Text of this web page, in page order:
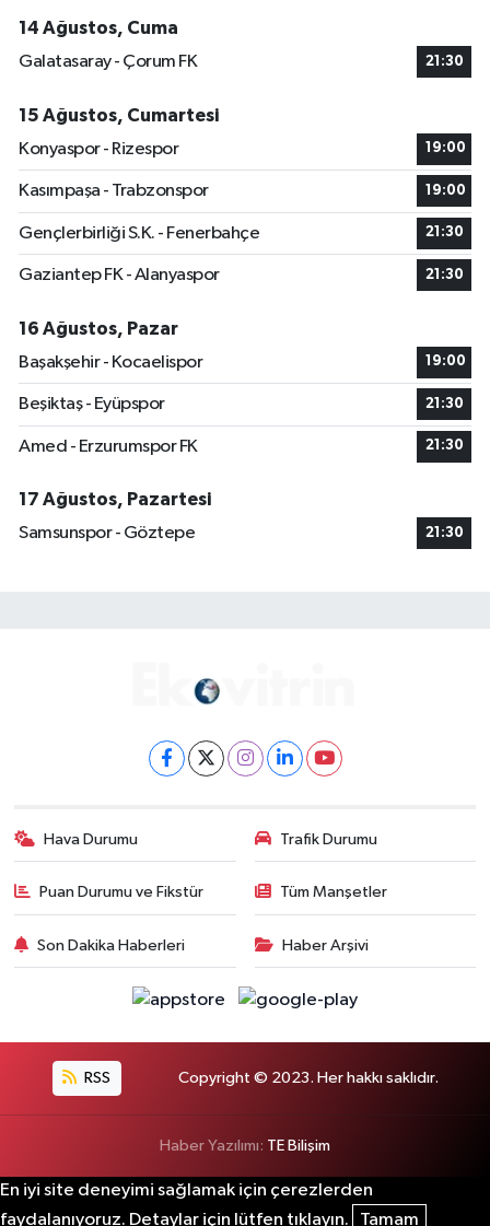
14 Ağustos, Cuma
Galatasaray - Çorum FK
21:30
15 Ağustos, Cumartesi
Konyaspor - Rizespor
19:00
Kasımpaşa - Trabzonspor 19:00
Gençlerbirliği S.K. - Fenerbahçe 21:30
Gaziantep FK - Alanyaspor 21:30
16 Ağustos, Pazar
Başakşehir - Kocaelispor
19:00
Beşiktaş - Eyüpspor 21:30
Amed - Erzurumspor FK 21:30
17 Ağustos, Pazartesi
Samsunspor - Göztepe
21:30
Hava Durumu Trafik Durumu
Puan Durumu ve Fikstür Tüm Manşetler
Son Dakika Haberleri Haber Arşivi
RSS Copyright © 2023. Her hakkı saklıdır.
Haber Yazılımı: TE Bilişim
En iyi site deneyimi sağlamak için çerezlerden
faydalanıyoruz. Detaylar için lütfen tıklayın.
Tamam